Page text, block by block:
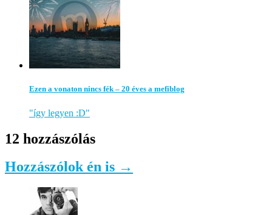
Ezen a vonaton nincs fék – 20 éves a mefiblog
"így legyen :D"
12 hozzászólás
Hozzászólok én is →